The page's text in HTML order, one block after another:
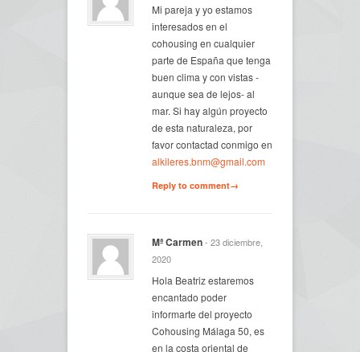
Mi pareja y yo estamos
interesados en el
cohousing en cualquier
parte de España que tenga
buen clima y con vistas -
aunque sea de lejos- al
mar. Si hay algún proyecto
de esta naturaleza, por
favor contactad conmigo en
alkileres.bnm@gmail.com
Reply to comment→
Mª Carmen- 23 diciembre,
2020
Hola Beatriz estaremos
encantado poder
informarte del proyecto
Cohousing Málaga 50, es
en la costa oriental de